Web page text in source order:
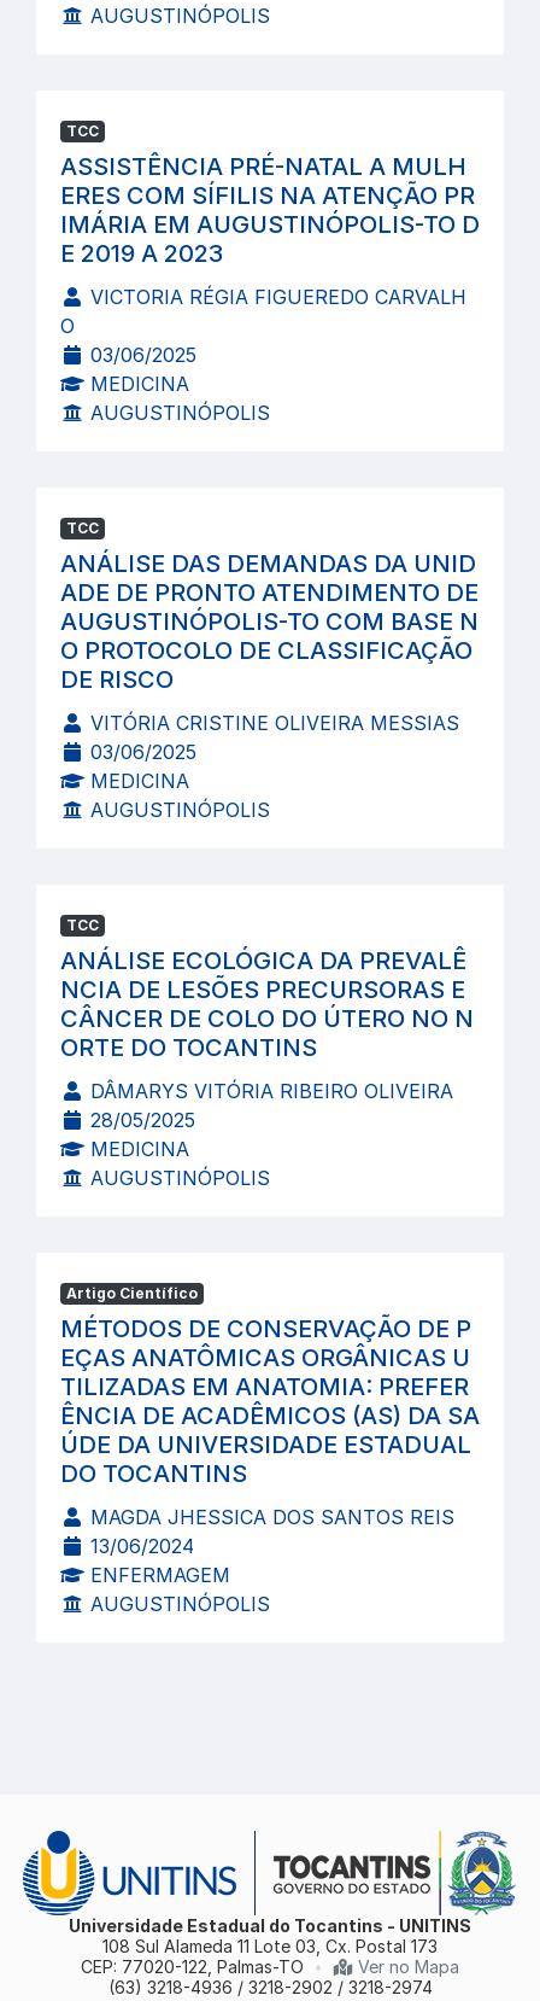
AUGUSTINÓPOLIS
TCC
ASSISTÊNCIA PRÉ-NATAL A MULH
ERES COM SÍFILIS NA ATENÇÃO PR
IMÁRIA EM AUGUSTINÓPOLIS-TO D
E 2019 A 2023
VICTORIA RÉGIA FIGUEREDO CARVALH
O
03/06/2025
MEDICINA
AUGUSTINÓPOLIS
TCC
ANÁLISE DAS DEMANDAS DA UNID
ADE DE PRONTO ATENDIMENTO DE
AUGUSTINÓPOLIS-TO COM BASE N
O PROTOCOLO DE CLASSIFICAÇÃO
DE RISCO
VITÓRIA CRISTINE OLIVEIRA MESSIAS
03/06/2025
MEDICINA
AUGUSTINÓPOLIS
TCC
ANÁLISE ECOLÓGICA DA PREVALÊ
NCIA DE LESÕES PRECURSORAS E
CÂNCER DE COLO DO ÚTERO NO N
ORTE DO TOCANTINS
DÂMARYS VITÓRIA RIBEIRO OLIVEIRA
28/05/2025
MEDICINA
AUGUSTINÓPOLIS
Artigo Científico
MÉTODOS DE CONSERVAÇÃO DE P
EÇAS ANATÔMICAS ORGÂNICAS U
TILIZADAS EM ANATOMIA: PREFER
ÊNCIA DE ACADÊMICOS (AS) DA SA
ÚDE DA UNIVERSIDADE ESTADUAL
DO TOCANTINS
MAGDA JHESSICA DOS SANTOS REIS
13/06/2024
ENFERMAGEM
AUGUSTINÓPOLIS
Universidade Estadual do Tocantins - UNITINS
108 Sul Alameda 11 Lote 03, Cx. Postal 173
CEP: 77020-122, Palmas-TO
•
Ver no Mapa
(63) 3218-4936 / 3218-2902 / 3218-2974